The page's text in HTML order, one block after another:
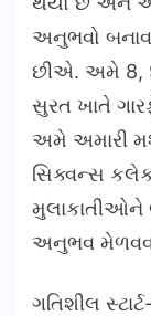
અનુભવો
છીએ. અમે 8,
સુરત ખાતે
અમે અમારી
સિક્વન્સ
મુલાકાતીઓને
અનુભવ
ગતિશીલ